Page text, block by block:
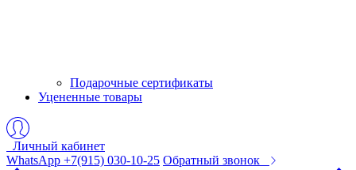
Подарочные сертификаты
Уцененные товары
Личный кабинет
WhatsApp +7(915) 030-10-25 Обратный звонок